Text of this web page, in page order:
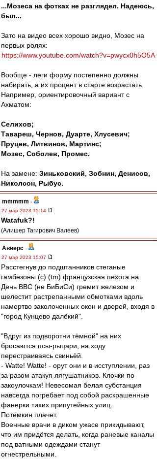
...Мозеса на фотках не разглядел. Надеюсь,
был...
Зато на видео всех хорошо видно, Мозес на
первых ролях:
https://www.youtube.com/watch?v=pwycx0h5O5A
Вообще - леги форму постепенно должны
набирать, а их процент в старте возрастать.
Например, ориентировочный вариант с
Ахматом:
Селихов;
Тавареш, Чернов, Дуарте, Хлусевич;
Пруцев, Литвинов, Мартинс;
Мозес, Соболев, Промес.
На замене: Зиньковский, Зобнин, Денисов,
Николсон, Рыбус.
mmmmm -
27 мар 2023 15:14
Watafuk?!
(Алишер Тагирович Валеев)
Авверс -
27 мар 2023 15:07
Расстегнув до подштанников стеганые
гамбезоны (с) (tm) французская пехота на
День ВВС (не БиБиСи) гремит железом и
шелестит растрепанными обмотками вдоль
намертво заколоченных окон и дверей, входя в
"город Кунцево далёкий".
"Вдруг из подворотни тёмной" на них
бросаются псы-рыцари, на ходу
перестраиваясь свиньёй.
- Watte! Watte! - орут они и в исступлении, раз
за разом атакуя лягушатников. Клочки по
закоулочкам! Невесомая белая субстанция
навсегда погребает под собой раскрашенные
фанерки тихих припутейных улиц.
Потёмкин плачет.
Военные врачи в диком ужасе прикидывают,
что им придётся делать, когда раневые каналы
под ватными одеждами станут
огнестрельными.